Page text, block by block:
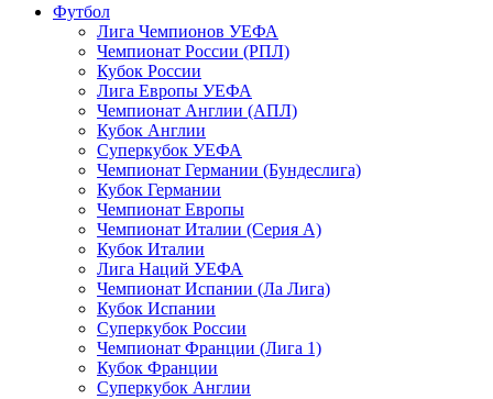
Футбол
Лига Чемпионов УЕФА
Чемпионат России (РПЛ)
Кубок России
Лига Европы УЕФА
Чемпионат Англии (АПЛ)
Кубок Англии
Суперкубок УЕФА
Чемпионат Германии (Бундеслига)
Кубок Германии
Чемпионат Европы
Чемпионат Италии (Серия А)
Кубок Италии
Лига Наций УЕФА
Чемпионат Испании (Ла Лига)
Кубок Испании
Суперкубок России
Чемпионат Франции (Лига 1)
Кубок Франции
Суперкубок Англии